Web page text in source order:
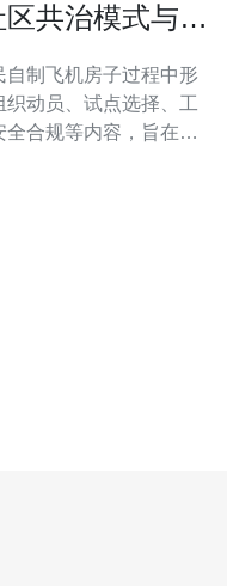
共治模式与技
制飞机房子过程中形
动员、试点选择、工
合规等内容，旨在为